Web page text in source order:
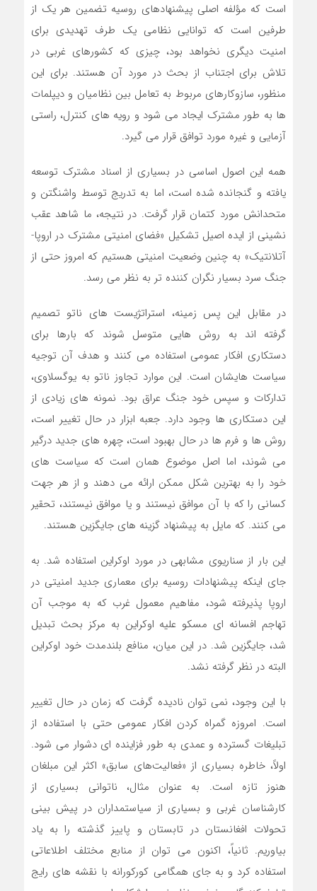
است که مؤلفه اصلی پیشنهادهای روسیه تضمین هر یک از
طرفین است که توانایی نظامی یک طرف تهدیدی برای
امنیت دیگری نخواهد بود، چیزی که کشورهای غربی در
تلاش برای اجتناب از بحث در مورد آن هستند. برای این
منظور، سازوکارهای مربوط به تعامل بین نظامیان و دیپلمات
ها به طور مشترک ایجاد می شود و رویه های کنترل، راستی
آزمایی و غیره مورد توافق قرار می گیرد.
همه این اصول اساسی در بسیاری از اسناد مشترک توسعه
یافته و گنجانده شده است، اما به تدریج توسط واشنگتن و
متحدانش مورد کتمان قرار گرفت. در نتیجه، ما شاهد عقب
نشینی از ایده اصیل تشکیل «فضای امنیتی مشترک در اروپا-
آتلانتیک» به چنین وضعیت امنیتی هستیم که امروز حتی از
جنگ سرد بسیار نگران کننده تر به نظر می رسد.
در مقابل این پس زمینه، استراتژیست های ناتو تصمیم
گرفته اند به روش هایی متوسل شوند که بارها برای
دستکاری افکار عمومی استفاده می کنند و هدف آن توجیه
سیاست هایشان است. این موارد تجاوز ناتو به یوگسلاوی،
تدارکات و سپس خود جنگ عراق بود. نمونه های زیادی از
این دستکاری ها وجود دارد. جعبه ابزار در حال تغییر است،
روش ها و فرم ها در حال بهبود است، چهره های جدید درگیر
می شوند، اما اصل موضوع همان است که سیاست های
خود را به بهترین شکل ممکن ارائه می دهند و از هر جهت
کسانی را که با آن موافق نیستند و یا موافق نیستند، تحقیر
می کنند. که مایل به پیشنهاد گزینه های جایگزین هستند.
این بار از سناریوی مشابهی در مورد اوکراین استفاده شد. به
جای اینکه پیشنهادات روسیه برای معماری جدید امنیتی در
اروپا پذیرفته شود، مفاهیم معمول غرب که به موجب آن
تهاجم افسانه ای مسکو علیه اوکراین به مرکز بحث تبدیل
شد، جایگزین شد. در این میان، منافع بلندمدت خود اوکراین
البته در نظر گرفته نشد.
با این وجود، نمی توان نادیده گرفت که زمان در حال تغییر
است. امروزه گمراه کردن افکار عمومی حتی با استفاده از
تبلیغات گسترده و عمدی به طور فزاینده ای دشوار می شود.
اولاً، خاطره بسیاری از «فعالیت‌های سابق» اکثر این مبلغان
هنوز تازه است. به عنوان مثال، ناتوانی بسیاری از
کارشناسان غربی و بسیاری از سیاستمداران در پیش بینی
تحولات افغانستان در تابستان و پاییز گذشته را به یاد
بیاوریم. ثانیاً، اکنون می توان از منابع مختلف اطلاعاتی
استفاده کرد و به جای همگامی کورکورانه با نقشه های رایج